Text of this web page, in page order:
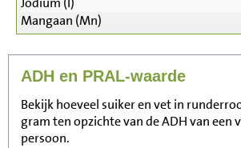
Mangaan (Mn)
ADH en PRAL-waarde
Bekijk hoeveel suiker en vet in
gram ten opzichte van de ADH van een
persoon.